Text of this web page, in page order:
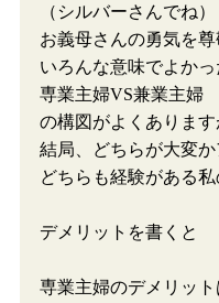
（シルバーさんでね）
お義母さんの勇気を尊
いろんな意味でよかっ
専業主婦VS兼業主婦
の構図がよくあります
結局、どちらが大変か
どちらも経験がある私
デメリットを書くと
専業主婦のデメリット